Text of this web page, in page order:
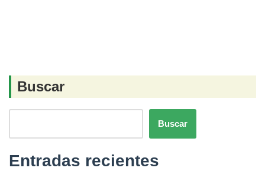
Buscar
Buscar
Entradas recientes